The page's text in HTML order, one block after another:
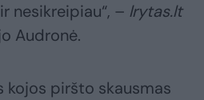
nesikreipiau“, – lrytas.lt
Audronė.
kojos piršto skausmas